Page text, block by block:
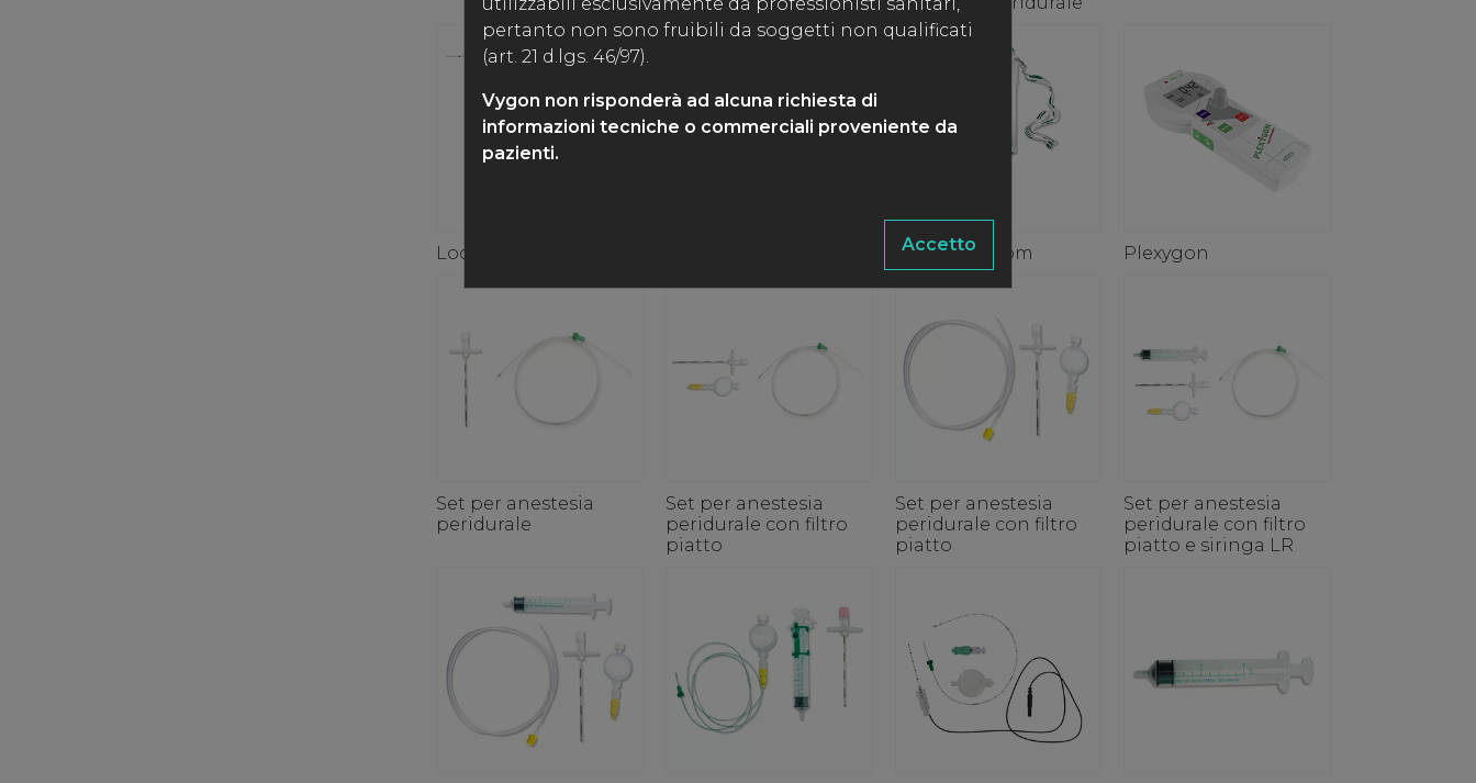
utilizzabili esclusivamente da professionisti sanitari,
pertanto non sono fruibili da soggetti non qualificati
(art. 21 d.lgs. 46/97).
Vygon non risponderà ad alcuna richiesta di
informazioni tecniche o commerciali proveniente da
pazienti.
Accetto
Locoplex P.C.A. Freedom Plexygon
Set per anestesia
peridurale
Set per anestesia
peridurale con filtro
piatto
Set per anestesia
peridurale con filtro
piatto
Set per anestesia
peridurale con filtro
piatto e siringa LR